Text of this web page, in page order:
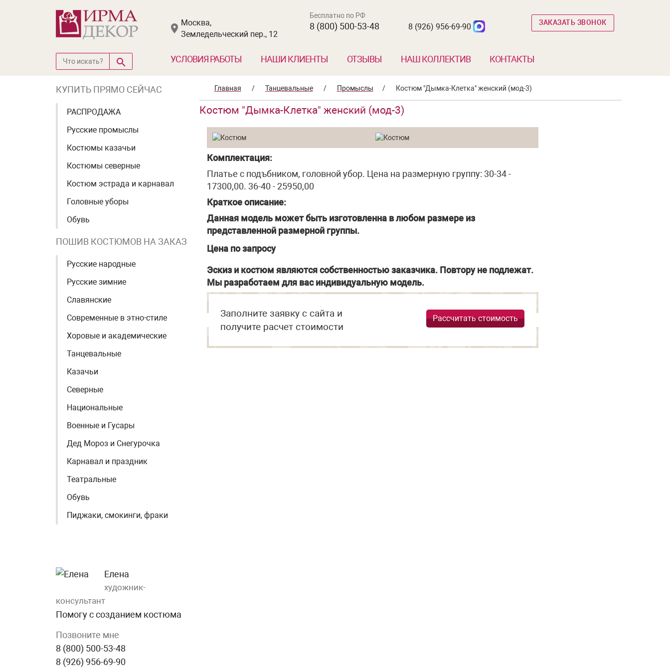
Москва,
Земледельческий пер., 12
Бесплатно по РФ
8 (800) 500-53-48 8 (926) 956-69-90 ЗАКАЗАТЬ ЗВОНОК
УСЛОВИЯ РАБОТЫ НАШИ КЛИЕНТЫ ОТЗЫВЫ НАШ КОЛЛЕКТИВ КОНТАКТЫ
КУПИТЬ ПРЯМО СЕЙЧАС
РАСПРОДАЖА
Русские промыслы
Костюмы казачьи
Костюмы северные
Костюм эстрада и карнавал
Головные уборы
Обувь
ПОШИВ КОСТЮМОВ НА ЗАКАЗ
Русские народные
Русские зимние
Славянские
Современные в этно-стиле
Хоровые и академические
Танцевальные
Казачьи
Северные
Национальные
Военные и Гусары
Дед Мороз и Снегурочка
Карнавал и праздник
Театральные
Обувь
Пиджаки, смокинги, фраки
Елена
художник-
консультант
Помогу с созданием костюма
Позвоните мне
8 (800) 500-53-48
8 (926) 956-69-90
Главная / Танцевальные / Промыслы / Костюм "Дымка-Клетка" женский (мод-3)
Костюм "Дымка-Клетка" женский (мод-3)
Комплектация:
Платье с подъбником, головной убор. Цена на размерную группу: 30-34 -
17300,00. 36-40 - 25950,00
Краткое описание:
Данная модель может быть изготовленна в любом размере из
представленной размерной группы.
Цена по запросу
Эскиз и костюм являются собственностью заказчика. Повтору не подлежат.
Мы разработаем для вас индивидуальную модель.
Заполните заявку с сайта и
получите расчет стоимости
Рассчитать стоимость